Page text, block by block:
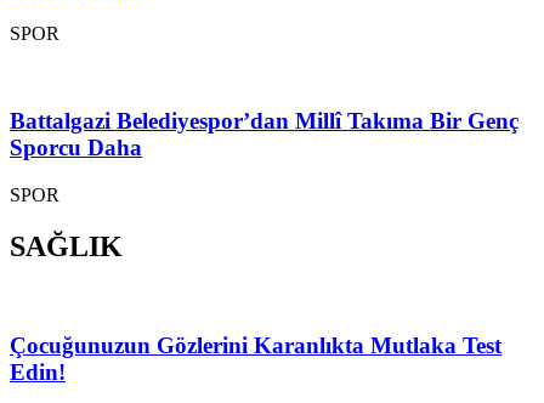
SPOR
Battalgazi Belediyespor’dan Millî Takıma Bir Genç
Sporcu Daha
SPOR
SAĞLIK
Çocuğunuzun Gözlerini Karanlıkta Mutlaka Test
Edin!